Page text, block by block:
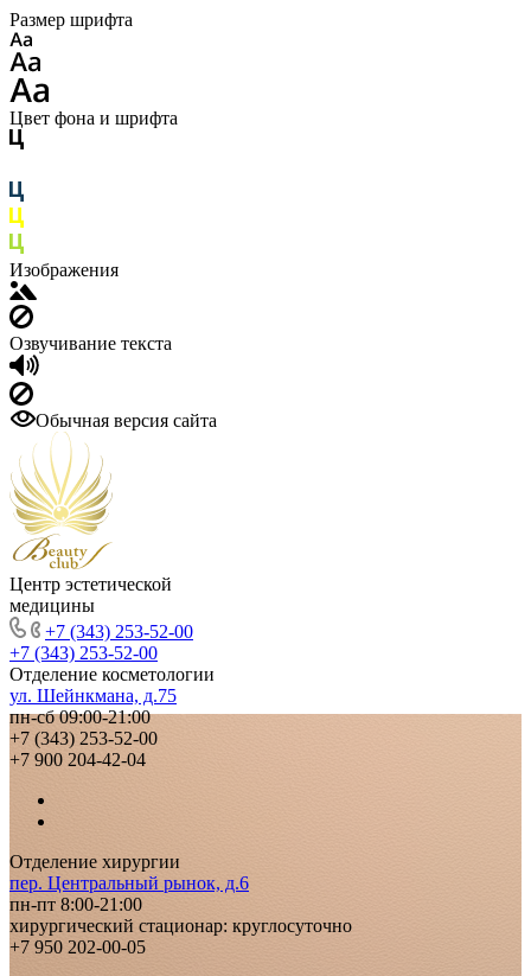
Размер шрифта
Цвет фона и шрифта
Изображения
Озвучивание текста
Обычная версия сайта
Центр эстетической
медицины
+7 (343) 253-52-00
+7 (343) 253-52-00
Отделение косметологии
ул. Шейнкмана, д.75
пн-сб 09:00-21:00
+7 (343) 253-52-00
+7 900 204-42-04
Отделение хирургии
пер. Центральный рынок, д.6
пн-пт 8:00-21:00
хирургический стационар: круглосуточно
+7 950 202-00-05